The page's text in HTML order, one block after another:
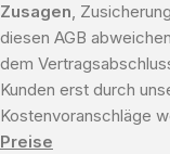
Zusagen,
diesen AGB
dem
Kunden erst durch
Kostenvoranschläge
Preise